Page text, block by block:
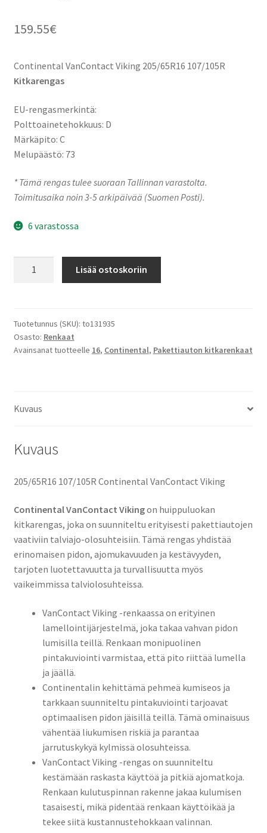
159.55€
Continental VanContact Viking 205/65R16 107/105R
Kitkarengas
EU-rengasmerkintä:
Polttoainetehokkuus: D
Märkäpito: C
Melupäästö: 73
* Tämä rengas tulee suoraan Tallinnan varastolta.
Toimitusaika noin 3-5 arkipäivää (Suomen Posti).
6 varastossa
Viking
määrä
Lisää ostoskoriin
Tuotetunnus (SKU): to131935
Osasto: Renkaat
Avainsanat tuotteelle 16, Continental, Pakettiauton kitkarenkaat
Kuvaus
Kuvaus
205/65R16 107/105R Continental VanContact Viking
Continental VanContact Vikingon huippuluokan
kitkarengas, joka on suunniteltu erityisesti pakettiautojen
vaativiin talviajo-olosuhteisiin. Tämä rengas yhdistää
erinomaisen pidon, ajomukavuuden ja kestävyyden,
tarjoten luotettavuutta ja turvallisuutta myös
vaikeimmissa talviolosuhteissa.
VanContact Viking -renkaassa on erityinen
lamellointijärjestelmä, joka takaa vahvan pidon
lumisilla teillä. Renkaan monipuolinen
pintakuviointi varmistaa, että pito riittää lumella
ja jäällä.
Continentalin kehittämä pehmeä kumiseos ja
tarkkaan suunniteltu pintakuviointi tarjoavat
optimaalisen pidon jäisillä teillä. Tämä ominaisuus
vähentää liukumisen riskiä ja parantaa
jarrutuskykyä kylmissä olosuhteissa.
VanContact Viking -rengas on suunniteltu
kestämään raskasta käyttöä ja pitkiä ajomatkoja.
Renkaan kulutuspinnan rakenne jakaa kulumisen
tasaisesti, mikä pidentää renkaan käyttöikää ja
tekee siitä kustannustehokkaan valinnan.